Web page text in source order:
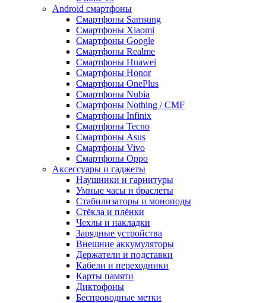
Android cмартфоны
Смартфоны Samsung
Смартфоны Xiaomi
Смартфоны Google
Смартфоны Realme
Смартфоны Huawei
Смартфоны Honor
Смартфоны OnePlus
Смартфоны Nubia
Смартфоны Nothing / CMF
Смартфоны Infinix
Смартфоны Tecno
Смартфоны Asus
Смартфоны Vivo
Смартфоны Oppo
Аксессуары и гаджеты
Наушники и гарнитуры
Умные часы и браслеты
Стабилизаторы и моноподы
Стёкла и плёнки
Чехлы и накладки
Зарядные устройства
Внешние аккумуляторы
Держатели и подставки
Кабели и переходники
Карты памяти
Диктофоны
Беспроводные метки